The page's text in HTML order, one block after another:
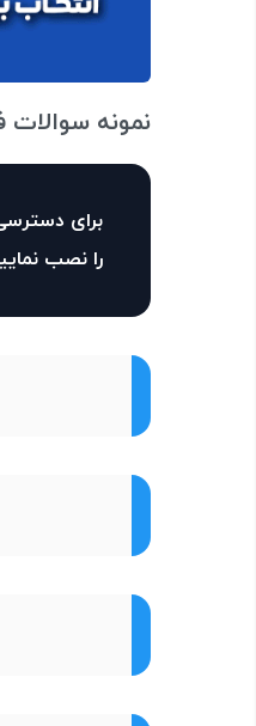
نمونه سوالات
برای
را نصب